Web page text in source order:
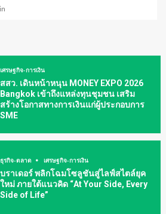
เศรษฐกิจ-การเงิน
สสว. เดินหน้าหนุน MONEY EXPO 2026
Bangkok เข้าถึงแหล่งทุนชุมชน เสริม
สร้างโอกาสทางการเงินแก่ผู้ประกอบการ
SME
ธุรกิจ-ตลาด เศรษฐกิจ-การเงิน
บราเดอร์ พลิกโฉมโซลูชันสู่ไลฟ์สไตล์ยุค
ใหม่ ภายใต้แนวคิด “At Your Side, Every
Side of Life”